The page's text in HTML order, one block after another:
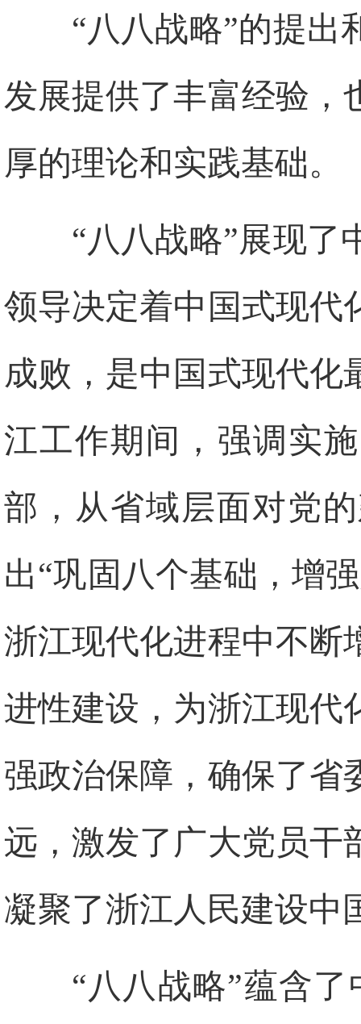
“八八战略”的提出
发展提供了丰富经验，
厚的理论和实践基础。
“八八战略”展现了
领导决定着中国式现代
成败，是中国式现代化
江工作期间，强调实
部，从省域层面对党
出“巩固八个基础，增
浙江现代化进程中不断
进性建设，为浙江现代
强政治保障，确保了省
远，激发了广大党员干
凝聚了浙江人民建设中
“八八战略”蕴含